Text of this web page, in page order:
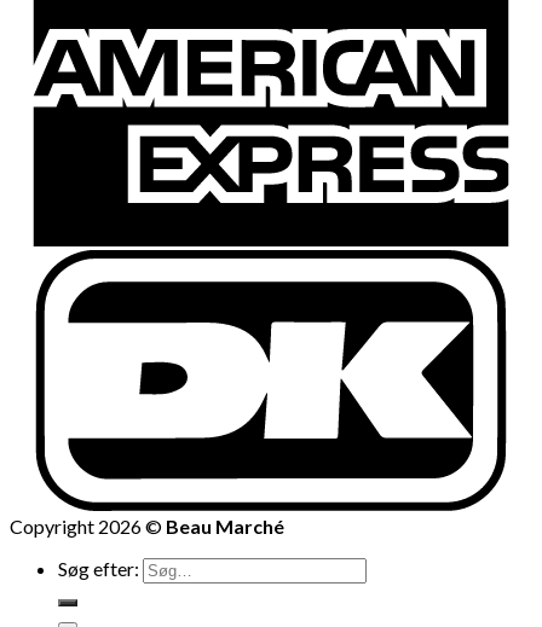
Copyright 2026 © Beau Marché
Søg efter: